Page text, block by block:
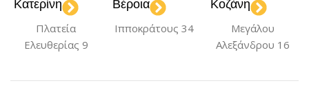
Κατερίνη
Πλατεία
Ελευθερίας 9
Βέροια
Ιπποκράτους 34
Κοζάνη
Μεγάλου
Αλεξάνδρου 16